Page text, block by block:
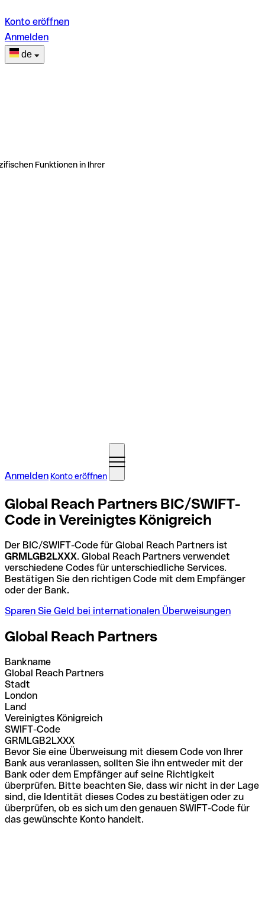
Konto eröffnen
Anmelden
de
Funktionen in Ihrer
Anmelden Konto eröffnen
Global Reach Partners BIC/SWIFT-
Code in Vereinigtes Königreich
Der BIC/SWIFT-Code für Global Reach Partners ist
GRMLGB2LXXX. Global Reach Partners verwendet
verschiedene Codes für unterschiedliche Services.
Bestätigen Sie den richtigen Code mit dem Empfänger
oder der Bank.
Sparen Sie Geld bei internationalen Überweisungen
Global Reach Partners
Bankname
Global Reach Partners
Stadt
London
Land
Vereinigtes Königreich
SWIFT-Code
GRMLGB2LXXX
Bevor Sie eine Überweisung mit diesem Code von Ihrer
Bank aus veranlassen, sollten Sie ihn entweder mit der
Bank oder dem Empfänger auf seine Richtigkeit
überprüfen. Bitte beachten Sie, dass wir nicht in der Lage
sind, die Identität dieses Codes zu bestätigen oder zu
überprüfen, ob es sich um den genauen SWIFT-Code für
das gewünschte Konto handelt.